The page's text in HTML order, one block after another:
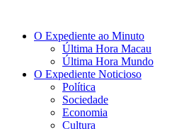
O Expediente ao Minuto
Última Hora Macau
Última Hora Mundo
O Expediente Noticioso
Política
Sociedade
Economia
Cultura